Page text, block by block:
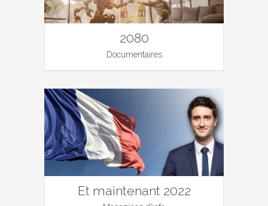
2080
Documentaires
Et maintenant 2022